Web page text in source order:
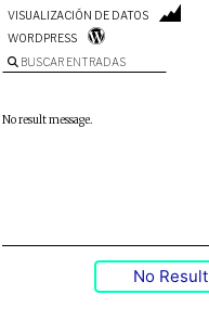
VISUALIZACIÓN DE DATOS
WORDPRESS
BUSCAR ENTRADAS
No result message.
No Result